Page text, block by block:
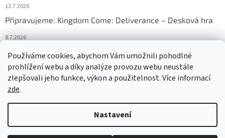
Používáme cookies, abychom Vám umožnili pohodlné
prohlížení webu a díky analýze provozu webu neustále
zlepšovali jeho funkce, výkon a použitelnost. Více informací
zde.
Nastavení
13.7.2026
Připravujeme: Kingdom Come: Deliverance – Desková hra
8.7.2026
Nejlepší deskové hry: výběr, který frčí v celém Česku
18.6.2026